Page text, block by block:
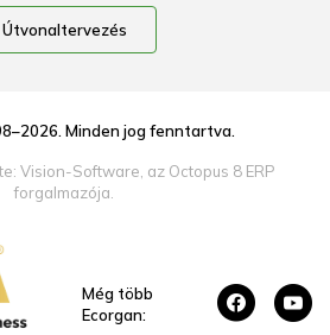
Útvonaltervezés
Minden jog fenntartva.
Vision-Software, az Octopus 8 ERP
forgalmazója
Még több
Ecorgan:
facebook_32 youtube_32